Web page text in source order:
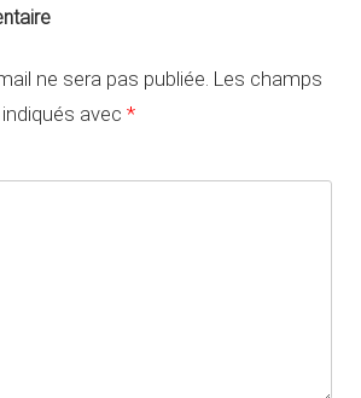
ne sera pas publiée. Les champs
avec *